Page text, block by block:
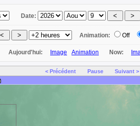
Date:
Animation: Off
Aujourd'hui: Image Animation Now:
< Précédent Pause Suivant >